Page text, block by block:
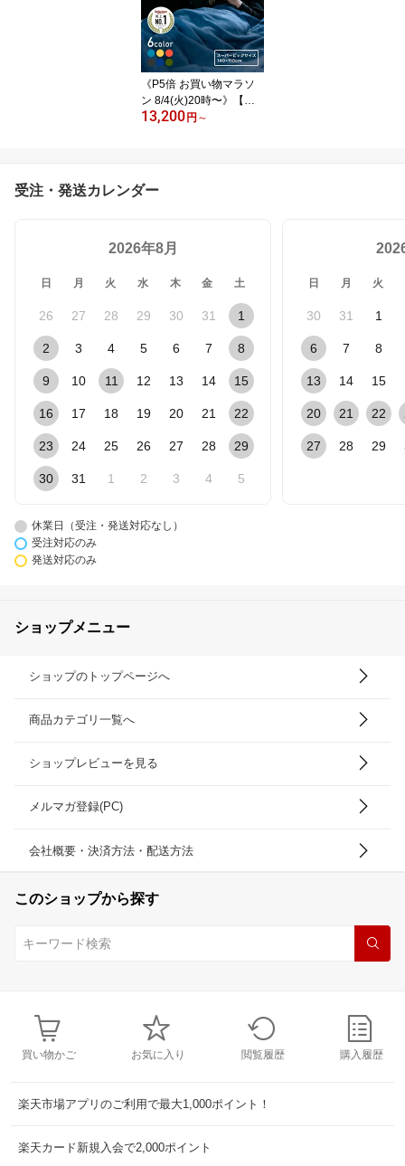
OUTdryer 吸水 薄い コッ
トンタオル 綿 タイニー
ハンカチ 登山 キャンプ
ゴルフ アウトドア カラ
ビナ
《P5倍 お買い物マラソ
ン 8/4(火)20時〜》【メ
ーカー公式】【日本製】
ウトドライヤー 140×175
cm スーパービッグ タオ
スポーツ 丸洗い レジャ
13,200 円 ～
受注・発送カレンダー
2026年8月
日 月 火 水 木 金 土
26 27 28 29 30 31 1
2 3 4 5 6 7 8
9 10 11 12 13 14 15
16 17 18 19 20 21 22
23 24 25 26 27 28 29
30 31 1 2 3 4 5
日 月 火
30 31 1
6 7 8
13 14 15
20 21 22
27 28 29
休業日（受注・発送対応なし）
受注対応のみ
発送対応のみ
ショップメニュー
ショップのトップページへ
商品カテゴリ一覧へ
ショップレビューを見る
メルマガ登録(PC)
会社概要・決済方法・配送方法
このショップから探す
買い物かご お気に入り 閲覧履歴 購入履歴
楽天市場アプリのご利用で最大1,000ポイント！
楽天カード新規入会で2,000ポイント